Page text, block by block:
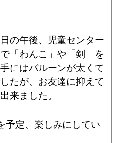
の午後、児童センター
「わんこ」や「剣」を
にはバルーンが太くて
たが、お友達に抑えて
来ました。
予定、楽しみにしてい